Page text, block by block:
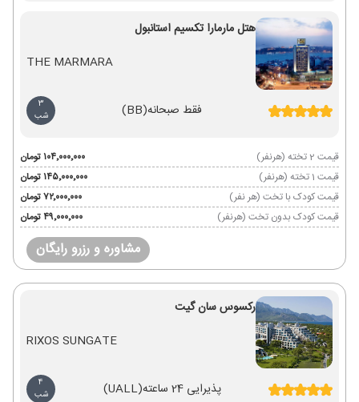
هتل مارمارا تکسیم استانبول
THE MARMARA
فقط صبحانه(BB)
3
شب
قیمت 2 تخته (هرنفر)
۱۰۴٬۰۰۰٬۰۰۰ تومان
قیمت 1 تخته (هرنفر)
۱۴۵٬۰۰۰٬۰۰۰ تومان
قیمت کودک با تخت (هر نفر)
۷۲٬۰۰۰٬۰۰۰ تومان
قیمت کودک بدون تخت (هرنفر)
۴۹٬۰۰۰٬۰۰۰ تومان
مشاوره و رزرو رایگان
رکسوس سان گیت
RIXOS SUNGATE
پذیرایی 24 ساعته (UALL)
4
شب